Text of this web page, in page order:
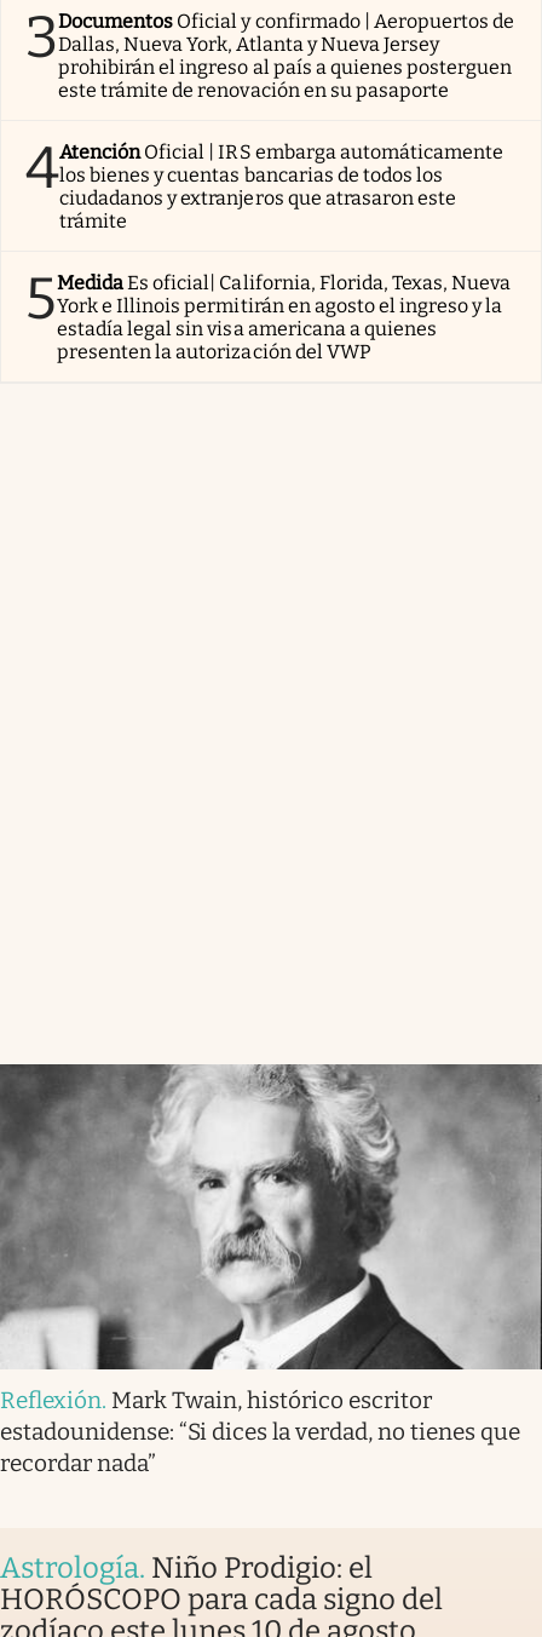
3Documentos Oficial y confirmado | Aeropuertos de
Dallas, Nueva York, Atlanta y Nueva Jersey
prohibirán el ingreso al país a quienes posterguen
este trámite de renovación en su pasaporte
4AtenciónOficial | IRS embarga automáticamente
los bienes y cuentas bancarias de todos los
ciudadanos y extranjeros que atrasaron este
trámite
5MedidaEs oficial| California, Florida, Texas, Nueva
York e Illinois permitirán en agosto el ingreso y la
estadía legal sin visa americana a quienes
presenten la autorización del VWP
Reflexión. Mark Twain, histórico escritor
estadounidense: “Si dices la verdad, no tienes que
recordar nada”
Astrología. Niño Prodigio: el
HORÓSCOPO para cada signo del